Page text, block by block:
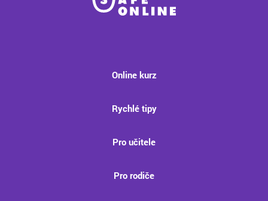
Online kurz
Rychlé tipy
Pro učitele
Pro rodiče